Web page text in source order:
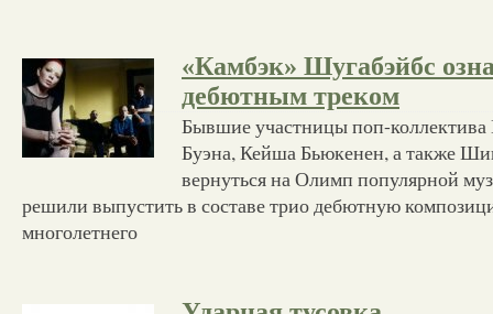
«Камбэк» Шугабэйбс
дебютным треком
Бывшие участницы поп-
Буэна, Кейша Бьюкенен, а также
вернуться на Олимп популярной
решили выпустить в составе трио дебютную
многолетнего